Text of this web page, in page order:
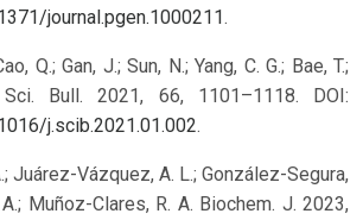
journal.pgen.1000211.
Q.; Gan, J.; Sun, N.; Yang, C. G.; Bae, T.;
Bull. 2021, 66, 1101–1118. DOI:
j.scib.2021.01.002.
Juárez-Vázquez, A. L.; González-Segura,
Muñoz-Clares, R. A. Biochem. J. 2023,